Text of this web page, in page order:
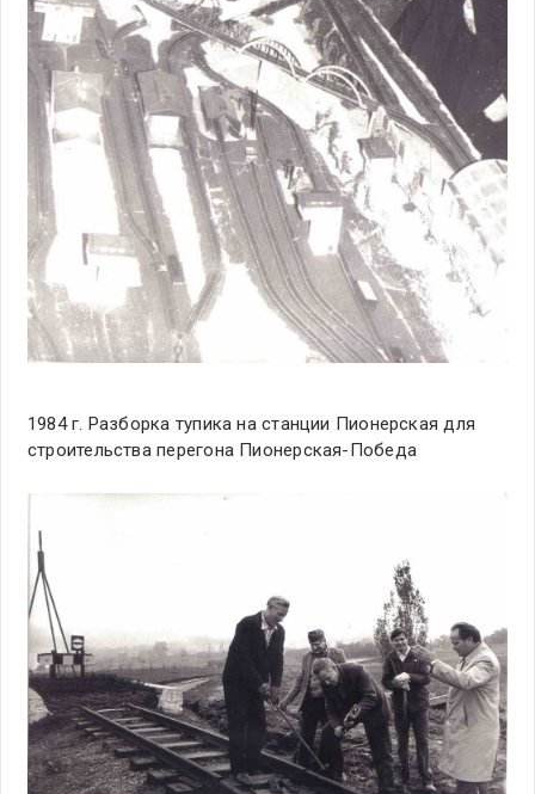
1984 г. Разборка тупика на станции Пионерская для
строительства перегона Пионерская-Победа